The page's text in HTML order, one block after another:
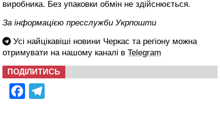
виробника. Без упаковки обмін не здійснюється.
За інформацією пресслужби Укрпошти
Усі найцікавіші новини Черкас та регіону можна
отримувати на нашому каналі в Telegram
ПОДІЛИТИСЬ
Facebook